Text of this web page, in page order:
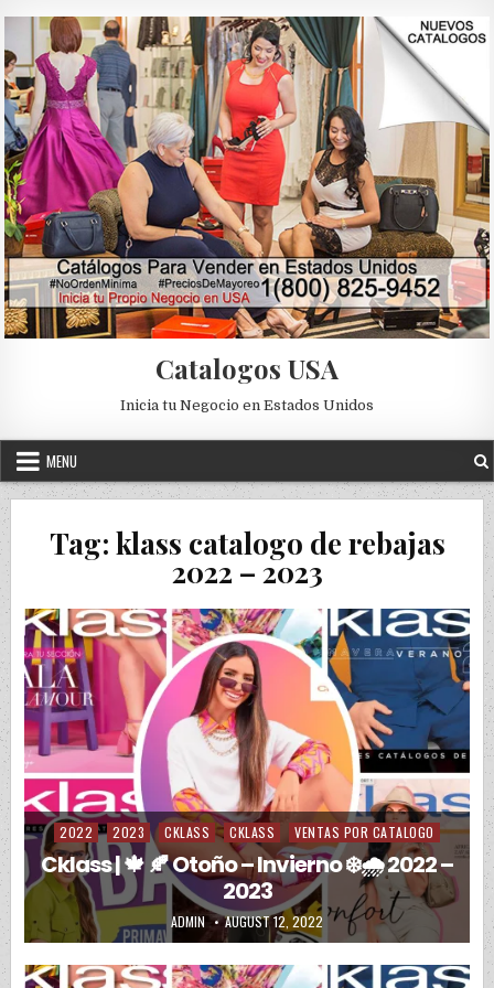
Catalogos USA
Inicia tu Negocio en Estados Unidos
MENU
Tag: klass catalogo de rebajas
2022 – 2023
Posted in
2022 2023 CKLASS CKLASS VENTAS POR CATALOGO
Cklass | 🍁 🍂 Otoño – Invierno ❄️🌧️ 2022 –
2023
AUTHOR:
ADMIN PUBLISHED DATE:
AUGUST 12, 2022